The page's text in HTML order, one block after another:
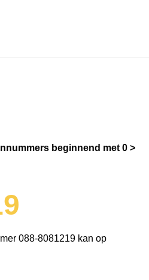
beginnend met 0
088-8081219 kan op